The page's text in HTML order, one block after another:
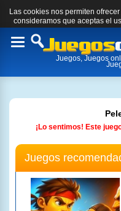
Las cookies nos permiten
consideramos que aceptas el
Toggle
Juegos, Juegos
¡Lo sentimos! Este
Juegos